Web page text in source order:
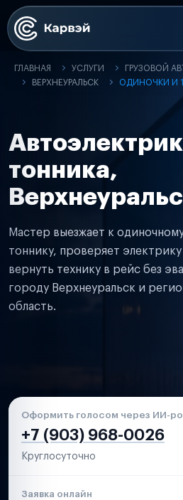
ГЛАВНАЯ УСЛУГИ
ГРУЗОВОЙ
ВЕРХНЕУРАЛЬСК
ОДИНОЧКИ И
тонника,
Мастер выезжает к
тоннику, проверяет
вернуть технику в рейс без
городу Верхнеуральск и
область.
Оформить голосом через ИИ-
+7 (903) 968-0026
Круглосуточно
Заявка онлайн